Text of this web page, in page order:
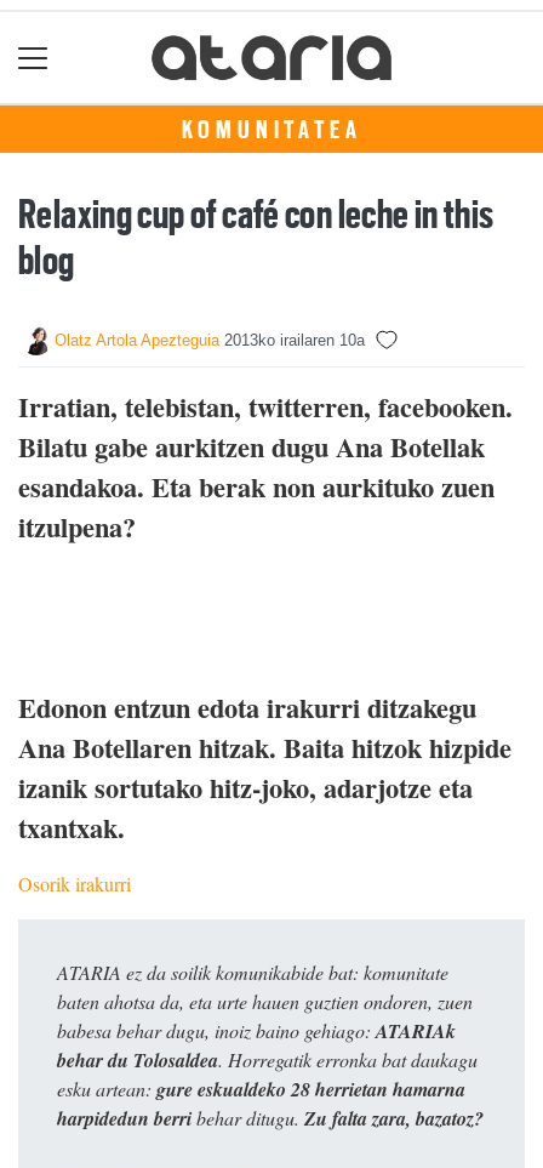
KOMUNITATEA
Relaxing cup of café con leche in this
blog
Olatz Artola Apezteguia 2013ko irailaren 10a
Irratian, telebistan, twitterren, facebooken.
Bilatu gabe aurkitzen dugu Ana Botellak
esandakoa. Eta berak non aurkituko zuen
itzulpena?
Edonon entzun edota irakurri ditzakegu
Ana Botellaren hitzak. Baita hitzok hizpide
izanik sortutako hitz-joko, adarjotze eta
txantxak.
Osorik irakurri
ATARIA ez da soilik komunikabide bat: komunitate
baten ahotsa da, eta urte hauen guztien ondoren, zuen
babesa behar dugu, inoiz baino gehiago: ATARIAk
behar du Tolosaldea. Horregatik erronka bat daukagu
esku artean: gure eskualdeko 28 herrietan hamarna
harpidedun berribehar ditugu. Zu falta zara, bazatoz?